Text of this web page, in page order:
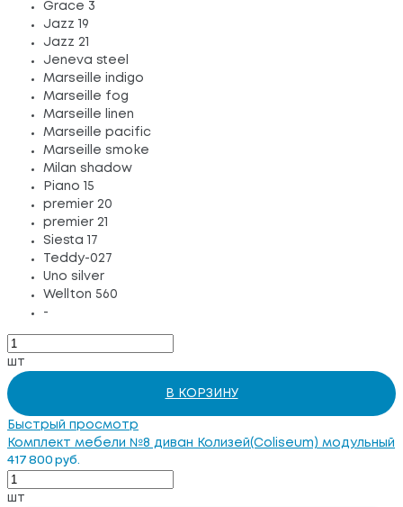
Grace 3
Jazz 19
Jazz 21
Jeneva steel
Marseille indigo
Marseille fog
Marseille linen
Marseille pacific
Marseille smoke
Milan shadow
Piano 15
premier 20
premier 21
Siesta 17
Teddy-027
Uno silver
Wellton 560
-
шт
В КОРЗИНУ
Быстрый просмотр
Комплект мебели №8 диван Колизей(Coliseum) модульный
417 800 руб.
шт